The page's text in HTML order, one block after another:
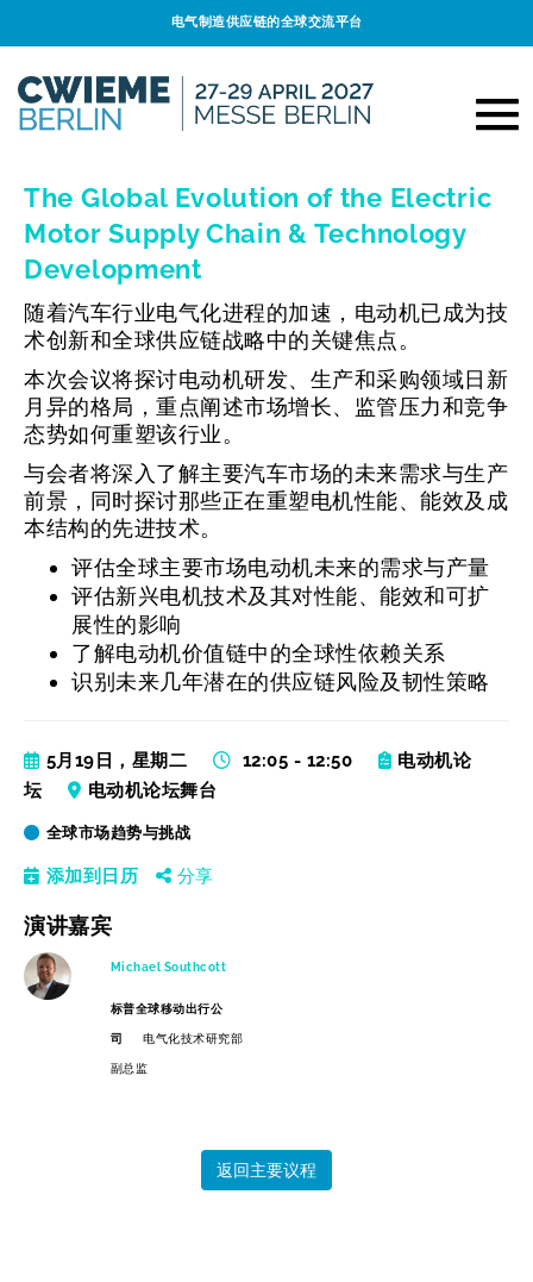
电气制造供应链的全球交流平台
The Global Evolution of the Electric
Motor Supply Chain & Technology
Development
随着汽车行业电气化进程的加速，电动机已成为技
术创新和全球供应链战略中的关键焦点。
本次会议将探讨电动机研发、生产和采购领域日新
月异的格局，重点阐述市场增长、监管压力和竞争
态势如何重塑该行业。
与会者将深入了解主要汽车市场的未来需求与生产
前景，同时探讨那些正在重塑电机性能、能效及成
本结构的先进技术。
评估全球主要市场电动机未来的需求与产量
评估新兴电机技术及其对性能、能效和可扩
展性的影响
了解电动机价值链中的全球性依赖关系
识别未来几年潜在的供应链风险及韧性策略
5月19日，星期二 12:05 - 12:50
电动机论
坛
电动机论坛舞台
全球市场趋势与挑战
添加到日历 分享
演讲嘉宾
Michael Southcott
标普全球移动出行公
司 电气化技术研究部
副总监
返回主要议程